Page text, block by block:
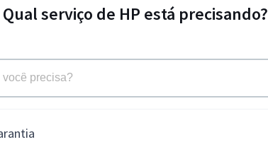
Qual serviço de HP está precisando?